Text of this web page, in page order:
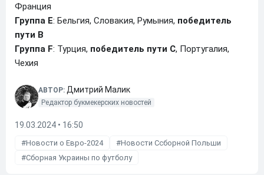
Франция
Группа E: Бельгия, Словакия, Румыния, победитель
пути В
Группа F: Турция, победитель пути С, Португалия,
Чехия
АВТОР: Дмитрий Малик
Редактор букмекерских новостей
19.03.2024 • 16:50
Новости о Евро-2024
Новости Ссборной Польши
Сборная Украины по футболу